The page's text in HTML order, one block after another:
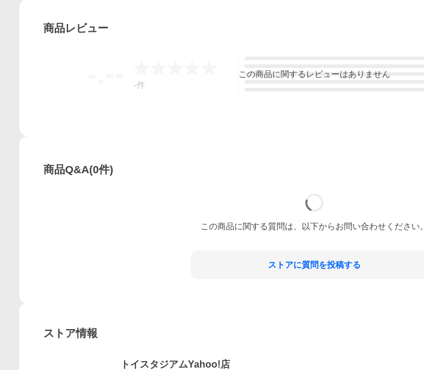
商品レビュー
-件
この商品に関するレビューはありません
商品Q&A(0件)
この商品に関する質問は、以下からお問い合わせください。
ストアに質問を投稿する
ストア情報
トイスタジアムYahoo!店